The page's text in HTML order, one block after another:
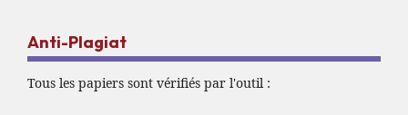
Anti-Plagiat
Tous les papiers sont vérifiés par l'outil :